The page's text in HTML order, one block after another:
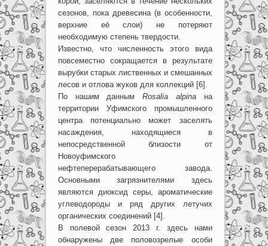
сезонов, пока древесина (в особенности,
верхние её слои) не потеряют
необходимую степень твердости.
Известно, что численность этого вида
повсеместно сокращается в результате
вырубки старых лиственных и смешанных
лесов и отлова жуков для коллекций [6].
По нашим данным Rosalia alpina на
территории Уфимского промышленного
центра потенциально может заселять
насаждения, находящиеся в
непосредственной близости от
Новоуфимского
нефтеперерабатывающего завода.
Основными загрязнителями здесь
являются диоксид серы, ароматические
углеводороды и ряд других летучих
органических соединений [4].
В полевой сезон 2013 г. здесь нами
обнаружены две половозрелые особи